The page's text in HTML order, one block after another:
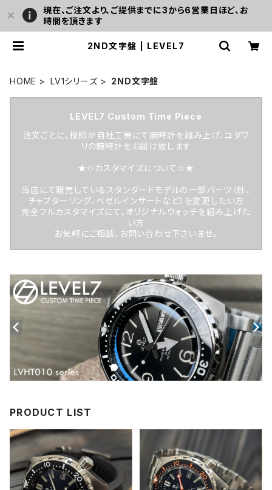
現在、ご注文より、ご提供までに3から6営業日ほど、お
時間を頂きます
2ND文字盤 | LEVEL7
HOME LV1シリーズ 2ND文字盤
LEVEL7 Custom Time Piece
注文ごとに、技師が自社工房にて腕時計を組み上げ、コダワ
リの腕時計をお届け致します
★✩カスタマイズについて✩★
当店にて販売しているスタンダードモデルの一部パーツ（針、
チャプターリング、ベゼルインサートなど）を変更したい方
完全フルカスタマイズにて、オリジナルウォッチを組み上げた
い方
お気軽にご相談、お問い合わせ下さいませ。
PRODUCT LIST